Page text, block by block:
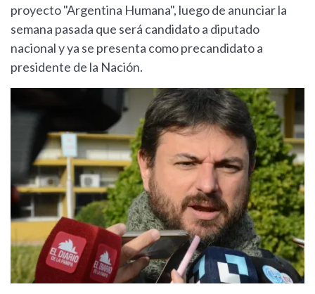
proyecto "Argentina Humana", luego de anunciar la
semana pasada que será candidato a diputado
nacional y ya se presenta como precandidato a
presidente de la Nación.